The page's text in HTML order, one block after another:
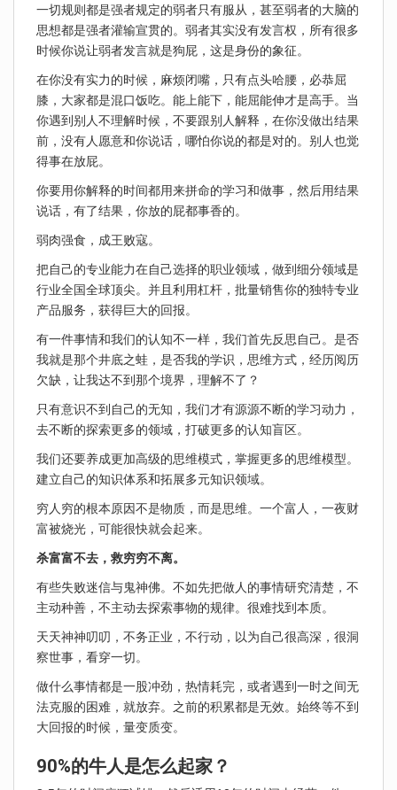
一切规则都是强者规定的弱者只有服从，甚至弱者的大脑的
思想都是强者灌输宣贯的。弱者其实没有发言权，所有很多
时候你说让弱者发言就是狗屁，这是身份的象征。
在你没有实力的时候，麻烦闭嘴，只有点头哈腰，必恭屈
膝，大家都是混口饭吃。能上能下，能屈能伸才是高手。当
你遇到别人不理解时候，不要跟别人解释，在你没做出结果
前，没有人愿意和你说话，哪怕你说的都是对的。别人也觉
得事在放屁。
你要用你解释的时间都用来拼命的学习和做事，然后用结果
说话，有了结果，你放的屁都事香的。
弱肉强食，成王败寇。
把自己的专业能力在自己选择的职业领域，做到细分领域是
行业全国全球顶尖。并且利用杠杆，批量销售你的独特专业
产品服务，获得巨大的回报。
有一件事情和我们的认知不一样，我们首先反思自己。是否
我就是那个井底之蛙，是否我的学识，思维方式，经历阅历
欠缺，让我达不到那个境界，理解不了？
只有意识不到自己的无知，我们才有源源不断的学习动力，
去不断的探索更多的领域，打破更多的认知盲区。
我们还要养成更加高级的思维模式，掌握更多的思维模型。
建立自己的知识体系和拓展多元知识领域。
穷人穷的根本原因不是物质，而是思维。一个富人，一夜财
富被烧光，可能很快就会起来。
杀富富不去，救穷穷不离。
有些失败迷信与鬼神佛。不如先把做人的事情研究清楚，不
主动种善，不主动去探索事物的规律。很难找到本质。
天天神神叨叨，不务正业，不行动，以为自己很高深，很洞
察世事，看穿一切。
做什么事情都是一股冲劲，热情耗完，或者遇到一时之间无
法克服的困难，就放弃。之前的积累都是无效。始终等不到
大回报的时候，量变质变。
90%的牛人是怎么起家？